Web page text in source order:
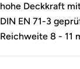
hohe Deckkraft
DIN EN 71-3
Reichweite 8 - 11